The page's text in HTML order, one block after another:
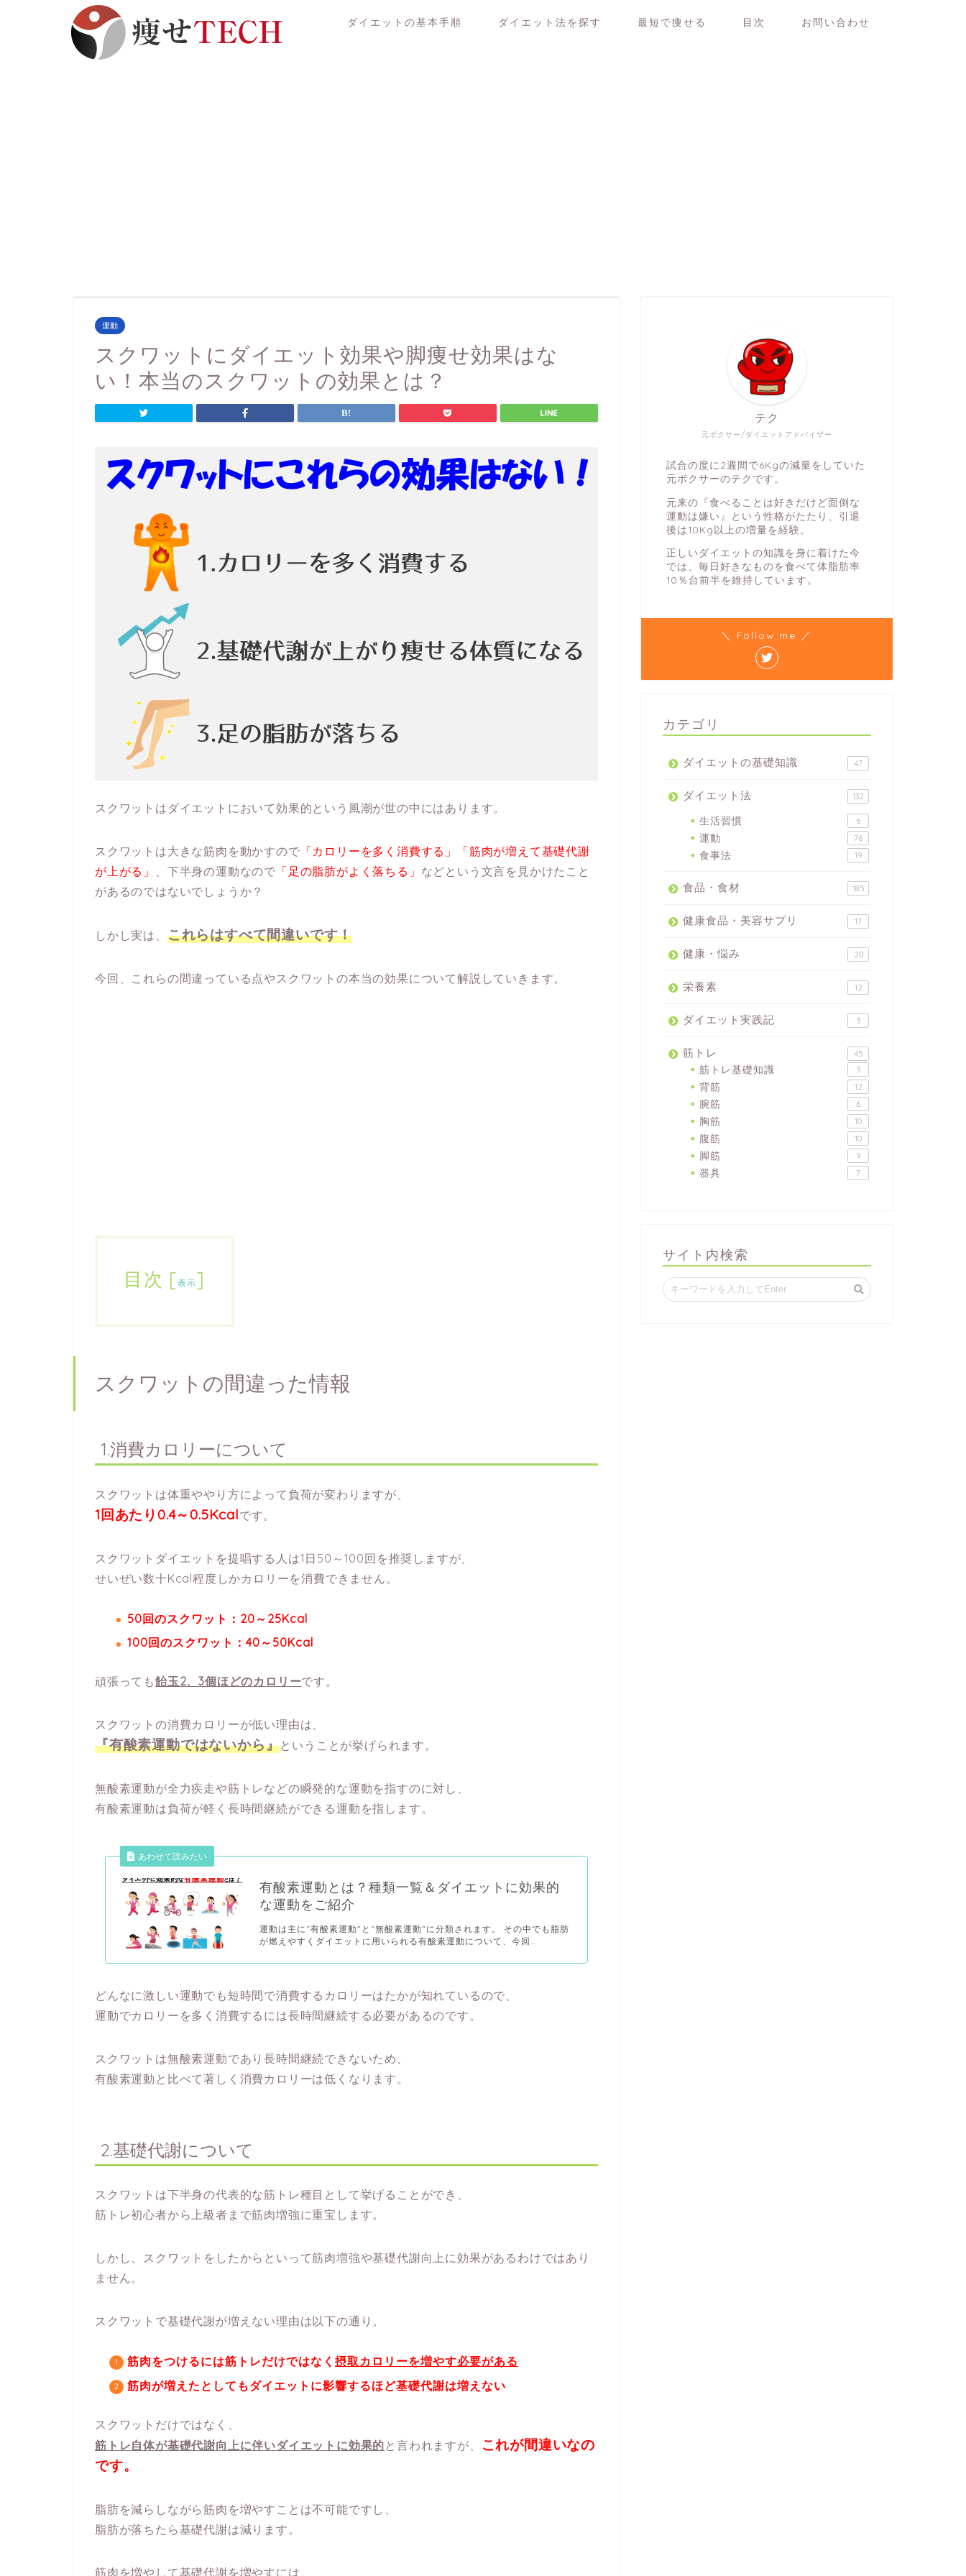
ダイエットの基本手順 ダイエット法を探す 最短で痩せる 目次 お問い合わせ
運動
スクワットにダイエット効果や脚痩せ効果はな
い！本当のスクワットの効果とは？
スクワットはダイエットにおいて効果的という風潮が世の中にはあります。
スクワットは大きな筋肉を動かすので 「カロリーを多く消費する」「筋肉が増えて基礎代謝
が上がる」
、下半身の運動なので 「足の脂肪がよく落ちる」 などという文言を見かけたこと
があるのではないでしょうか？
しかし実は、 これらはすべて間違いです！
今回、これらの間違っている点やスクワットの本当の効果について解説していきます。
目次 [表示]
スクワットの間違った情報
1.消費カロリーについて
スクワットは体重ややり方によって負荷が変わりますが、
1回あたり0.4～0.5Kcalです。
スクワットダイエットを提唱する人は1日50～100回を推奨しますが、
せいぜい数十Kcal程度しかカロリーを消費できません。
50回のスクワット：20～25Kcal
100回のスクワット：40～50Kcal
頑張っても飴玉2、3個ほどのカロリーです。
スクワットの消費カロリーが低い理由は、
『有酸素運動ではないから』ということが挙げられます。
無酸素運動が全力疾走や筋トレなどの瞬発的な運動を指すのに対し、
有酸素運動は負荷が軽く長時間継続ができる運動を指します。
あわせて読みたい
有酸素運動とは？種類一覧＆ダイエットに効果的
な運動をご紹介
運動は主に“有酸素運動”と“無酸素運動”に分類されます。 その中でも脂肪
が燃えやすくダイエットに用いられる有酸素運動について、今回...
どんなに激しい運動でも短時間で消費するカロリーはたかが知れているので、
運動でカロリーを多く消費するには長時間継続する必要があるのです。
スクワットは無酸素運動であり長時間継続できないため、
有酸素運動と比べて著しく消費カロリーは低くなります。
2.基礎代謝について
スクワットは下半身の代表的な筋トレ種目として挙げることができ、
筋トレ初心者から上級者まで筋肉増強に重宝します。
しかし、スクワットをしたからといって筋肉増強や基礎代謝向上に効果があるわけではあり
ません。
スクワットで基礎代謝が増えない理由は以下の通り。
筋肉をつけるには筋トレだけではなく 摂取カロリーを増やす必要がある
筋肉が増えたとしてもダイエットに影響するほど基礎代謝は増えない
スクワットだけではなく、
筋トレ自体が基礎代謝向上に伴いダイエットに効果的 と言われますが、
これが間違いなの
です。
脂肪を減らしながら筋肉を増やすことは不可能ですし、
脂肪が落ちたら基礎代謝は減ります。
筋肉を増やして基礎代謝を増やすには、
元ボクサー/ダイエットアドバイザー
テク
試合の度に2週間で6Kgの減量をしていた
元ボクサーのテクです。
元来の『食べることは好きだけど面倒な
運動は嫌い』という性格がたたり、引退
後は10Kg以上の増量を経験。
正しいダイエットの知識を身に着けた今
では、毎日好きなものを食べて体脂肪率
10％台前半を維持しています。
＼ Follow me ／
カテゴリ
ダイエットの基礎知識 47
ダイエット法 132
生活習慣 6
運動 76
食事法 19
食品・食材 185
健康食品・美容サプリ 17
健康・悩み 20
栄養素 12
ダイエット実践記 3
筋トレ 45
筋トレ基礎知識 3
背筋 12
腕筋 6
胸筋 10
腹筋 10
脚筋 9
器具 7
サイト内検索